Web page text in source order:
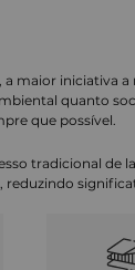
maior iniciativa a
quanto
que possível.
tradicional de
reduzindo